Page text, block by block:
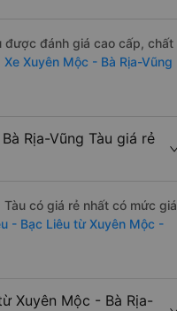
được đánh giá cao cấp, chất
Xe Xuyên Mộc - Bà Rịa-Vũng
Rịa-Vũng Tàu giá rẻ
có giá rẻ nhất có mức giá
- Bạc Liêu từ Xuyên Mộc -
Xuyên Mộc - Bà Rịa-